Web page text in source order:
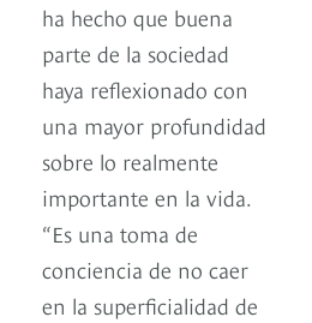
ha hecho que buena
parte de la sociedad
haya reflexionado con
una mayor profundidad
sobre lo realmente
importante en la vida.
“Es una toma de
conciencia de no caer
en la superficialidad de